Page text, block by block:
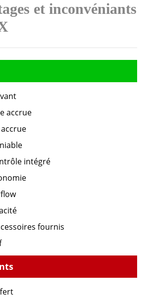
et inconvéniants
accrue
intégré
fournis